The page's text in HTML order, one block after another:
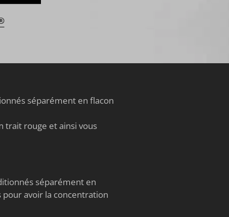
séparément en flacon
trait rouge et ainsi vous
séparément en
avoir la concentration